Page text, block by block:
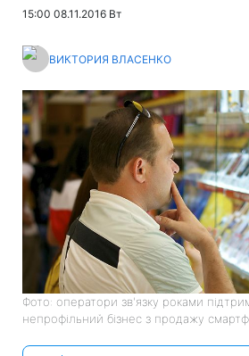
15:00 08.11.2016 Вт
ВИКТОРИЯ ВЛАСЕНКО
Фото: оператори зв'язку роками
непрофільний бізнес з продажу